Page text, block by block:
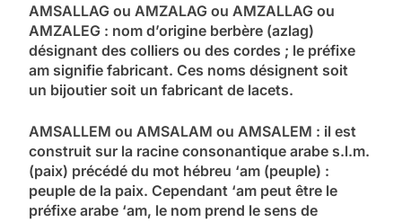
AMSALLAG ou AMZALAG ou AMZALLAG ou
AMZALEG : nom d’origine berbère (azlag)
désignant des colliers ou des cordes ; le préfixe
am signifie fabricant. Ces noms désignent soit
un bijoutier soit un fabricant de lacets.
AMSALLEM ou AMSALAM ou AMSALEM : il est
construit sur la racine consonantique arabe s.l.m.
(paix) précédé du mot hébreu ‘am (peuple) :
peuple de la paix. Cependant ‘am peut être le
préfixe arabe ‘am, le nom prend le sens de